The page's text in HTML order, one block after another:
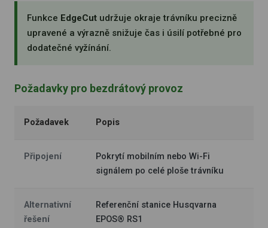
Funkce EdgeCut udržuje okraje trávníku precizně
upravené a výrazně snižuje čas i úsilí potřebné pro
dodatečné vyžínání.
Požadavky pro bezdrátový provoz
Požadavek Popis
Připojení
Pokrytí mobilním nebo Wi-Fi
signálem po celé ploše trávníku
Alternativní
řešení
Referenční stanice Husqvarna
EPOS® RS1